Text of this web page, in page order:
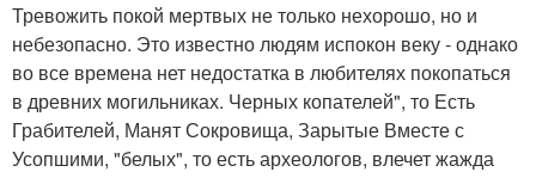
Тревожить покой мертвых не только нехорошо, но и
небезопасно. Это известно людям испокон веку - однако
во все времена нет недостатка в любителях покопаться
в древних могильниках. Черных копателей", то Есть
Грабителей, Манят Сокровища, Зарытые Вместе с
Усопшими, "белых", то есть археологов, влечет жажда